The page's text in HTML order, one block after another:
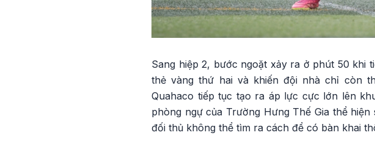
Sang hiệp 2, bước ngoặt xảy ra ở phút 50 khi
thẻ vàng thứ hai và khiến đội nhà chỉ còn
Quahaco tiếp tục tạo ra áp lực cực lớn lên
phòng ngự của Trường Hưng Thế Gia thể
đối thủ không thể tìm ra cách để có bàn khai